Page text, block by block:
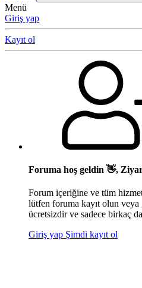
Menü
Giriş yap
Kayıt ol
Foruma hoş geldin 👋,
Forum içeriğine ve tüm
lütfen foruma kayıt olun
ücretsizdir ve sadece birkaç
Giriş yap Şimdi kayıt ol